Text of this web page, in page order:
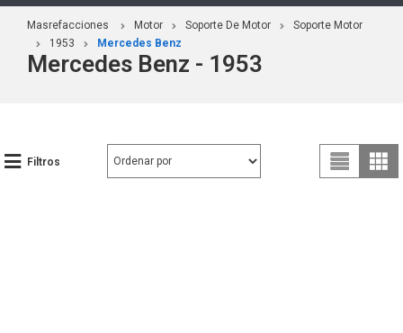
Masrefacciones Motor Soporte De Motor
Soporte Motor
1953
Mercedes Benz
Mercedes Benz - 1953
Filtros